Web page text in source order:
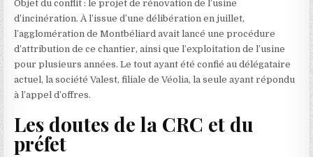
Objet du conflit : le projet de rénovation de l’usine
d’incinération. À l’issue d’une délibération en juillet,
l’agglomération de Montbéliard avait lancé une procédure
d’attribution de ce chantier, ainsi que l’exploitation de l’usine
pour plusieurs années. Le tout ayant été confié au délégataire
actuel, la société Valest, filiale de Véolia, la seule ayant répondu
à l’appel d’offres.
Les doutes de la CRC et du
préfet